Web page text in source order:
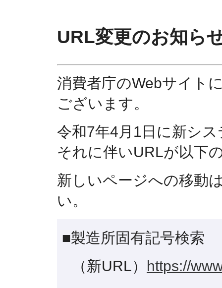
URL変更のお知ら
消費者庁のWebサイト
ございます。
令和7年4月1日に新シ
それに伴いURLが以下
新しいページへの移動
い。
■製造所固有記号検索
（新URL） https://